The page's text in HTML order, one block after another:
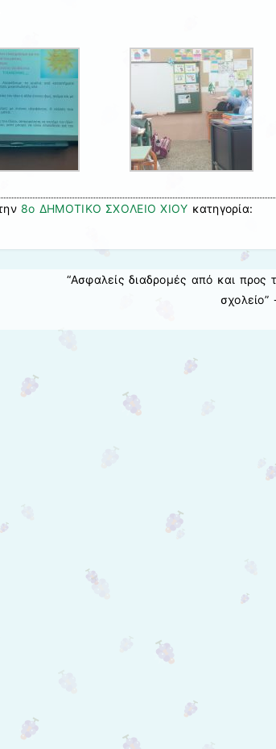
8ο ΔΗΜΟΤΙΚΟ ΣΧΟΛΕΙΟ ΧΙΟΥ κατηγορία:
“Ασφαλείς διαδρομές από και προς
σχολείο”